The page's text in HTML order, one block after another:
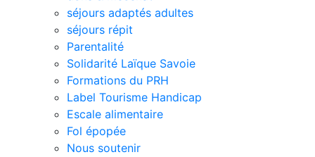
séjours adaptés adultes
séjours répit
Parentalité
Solidarité Laïque Savoie
Formations du PRH
Label Tourisme Handicap
Escale alimentaire
Fol épopée
Nous soutenir